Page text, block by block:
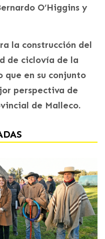
O’Higgins y
la construcción del
de ciclovía de la
que en su conjunto
perspectiva de
de Malleco.